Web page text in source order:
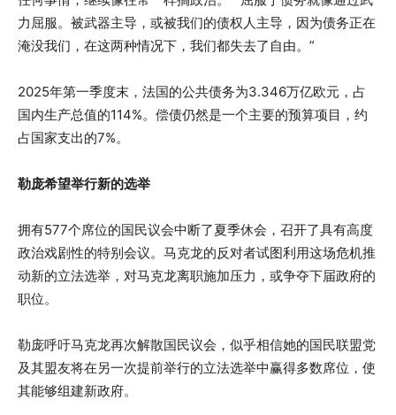
力屈服。被武器主导，或被我们的债权人主导，因为债务正在
淹没我们，在这两种情况下，我们都失去了自由。”
2025年第一季度末，法国的公共债务为3.346万亿欧元，占
国内生产总值的114%。偿债仍然是一个主要的预算项目，约
占国家支出的7%。
勒庞希望举行新的选举
拥有577个席位的国民议会中断了夏季休会，召开了具有高度
政治戏剧性的特别会议。马克龙的反对者试图利用这场危机推
动新的立法选举，对马克龙离职施加压力，或争夺下届政府的
职位。
勒庞呼吁马克龙再次解散国民议会，似乎相信她的国民联盟党
及其盟友将在另一次提前举行的立法选举中赢得多数席位，使
其能够组建新政府。